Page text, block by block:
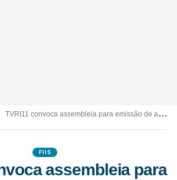
TVRI11 convoca assembleia para emissão de até
FIIS
assembleia para